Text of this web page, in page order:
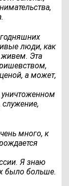
люди, как
живем. Эта
а может,
много, к
Я знаю
было больше.